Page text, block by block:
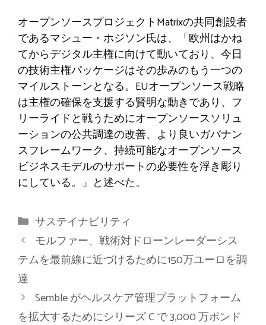
オープンソースプロジェクトMatrixの共同創設者
であるマシュー・ホジソン氏は、「欧州はかね
てからデジタル主権に向けて動いており、今日
の技術主権パッケージはその歩みのもう一つの
マイルストーンとなる。EUオープンソース戦略
は主権の確保を支援する賢明な動きであり、フ
リーライドと戦うためにオープンソースソリュ
ーションの公共調達の改善、より良いガバナン
スフレームワーク、持続可能なオープンソース
ビジネスモデルのサポートの必要性を浮き彫り
にしている。」と述べた。
カ
テ
ゴ
リ
サステイナビリティ
モルファー、戦術対ドローンレーダーシス
テムを最前線に近づけるために150万ユーロを調
達
Semble がヘルスケア管理プラットフォーム
を拡大するためにシリーズ C で 3,000 万ポンド